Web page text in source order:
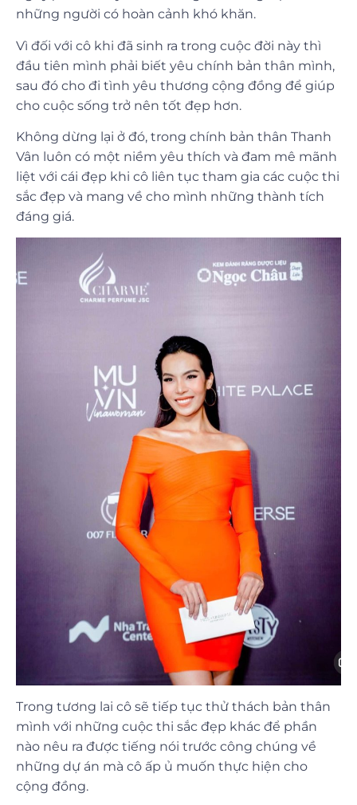
những người có hoàn cảnh khó khăn.
Vì đối với cô khi đã sinh ra trong cuộc đời này thì
đầu tiên mình phải biết yêu chính bản thân mình,
sau đó cho đi tình yêu thương cộng đồng để giúp
cho cuộc sống trở nên tốt đẹp hơn.
Không dừng lại ở đó, trong chính bản thân Thanh
Vân luôn có một niềm yêu thích và đam mê mãnh
liệt với cái đẹp khi cô liên tục tham gia các cuộc thi
sắc đẹp và mang về cho mình những thành tích
đáng giá.
Trong tương lai cô sẽ tiếp tục thử thách bản thân
mình với những cuộc thi sắc đẹp khác để phần
nào nêu ra được tiếng nói trước công chúng về
những dự án mà cô ấp ủ muốn thực hiện cho
cộng đồng.